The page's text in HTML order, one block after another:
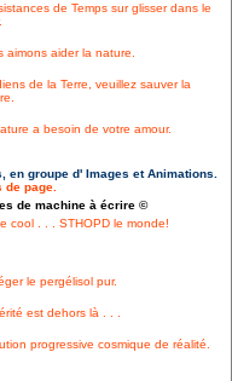
de Temps sur glisser dans le
aimons aider la nature.
de la Terre, veuillez sauver la
a besoin de votre amour.
en groupe d' Images et Animations.
de page.
de machine à écrire ©
cool . . . STHOPD le monde!
le pergélisol pur.
est dehors là . . .
progressive cosmique de réalité.